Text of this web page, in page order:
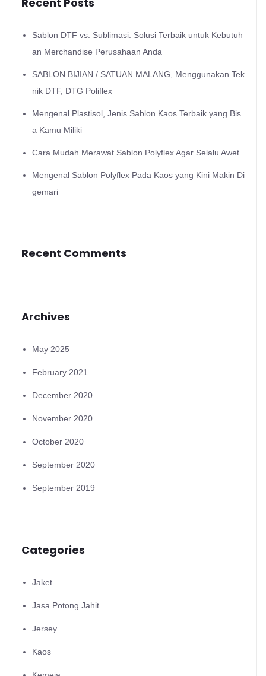
Sablon DTF vs. Sublimasi: Solusi Terbaik untuk Kebutuh
an Merchandise Perusahaan Anda
SABLON BIJIAN / SATUAN MALANG, Menggunakan Tek
nik DTF, DTG Poliflex
Mengenal Plastisol, Jenis Sablon Kaos Terbaik yang Bis
a Kamu Miliki
Cara Mudah Merawat Sablon Polyflex Agar Selalu Awet
Mengenal Sablon Polyflex Pada Kaos yang Kini Makin Di
gemari
Recent Comments
Archives
May 2025
February 2021
December 2020
November 2020
October 2020
September 2020
September 2019
Categories
Jaket
Jasa Potong Jahit
Jersey
Kaos